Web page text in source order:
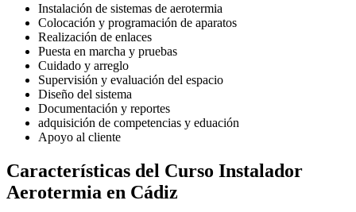
Instalación de sistemas de aerotermia
Colocación y programación de aparatos
Realización de enlaces
Puesta en marcha y pruebas
Cuidado y arreglo
Supervisión y evaluación del espacio
Diseño del sistema
Documentación y reportes
adquisición de competencias y eduación
Apoyo al cliente
Características del Curso Instalador
Aerotermia en Cádiz